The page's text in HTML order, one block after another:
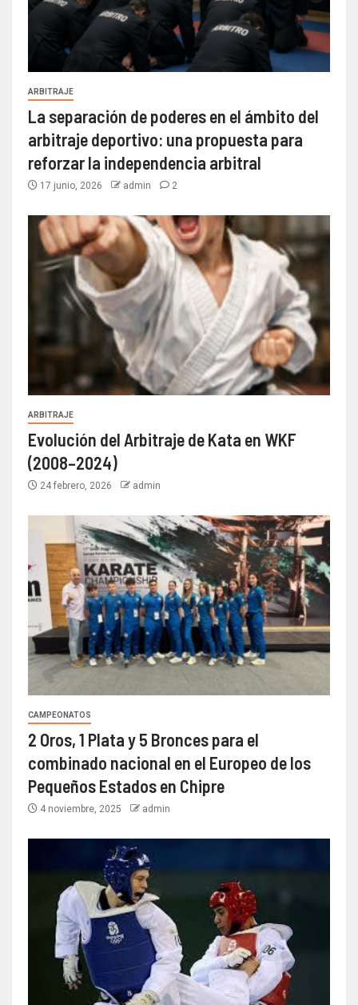
ARBITRAJE
La separación de poderes en el ámbito del
arbitraje deportivo: una propuesta para
reforzar la independencia arbitral
17 junio, 2026 admin 2
ARBITRAJE
Evolución del Arbitraje de Kata en WKF
(2008–2024)
24 febrero, 2026 admin
CAMPEONATOS
2 Oros, 1 Plata y 5 Bronces para el
combinado nacional en el Europeo de los
Pequeños Estados en Chipre
4 noviembre, 2025 admin